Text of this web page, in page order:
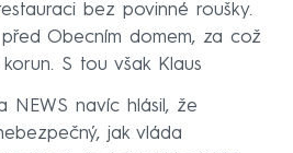
bez povinné roušky.
Obecním domem, za což
S tou však Klaus
NEWS navíc hlásil, že
jak vláda